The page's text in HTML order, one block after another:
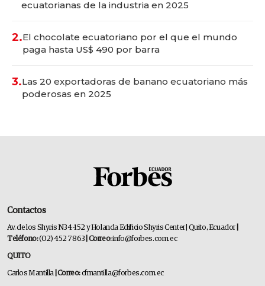
ecuatorianas de la industria en 2025
2.El chocolate ecuatoriano por el que el mundo
paga hasta US$ 490 por barra
3.Las 20 exportadoras de banano ecuatoriano más
poderosas en 2025
Contactos
Av. de los Shyris N34-152 y Holanda Edificio Shyris Center | Quito, Ecuador
Teléfono:(02) 452 7863 | Correo:info@forbes.com.ec
QUITO
Carlos Mantilla | Correo:cfmantilla@forbes.com.ec